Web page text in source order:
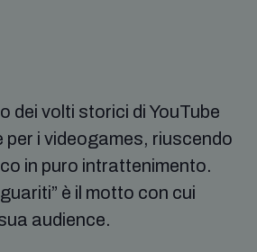
dei volti storici di YouTube
per i videogames, riuscendo
in puro intrattenimento.
è il motto con cui
audience.